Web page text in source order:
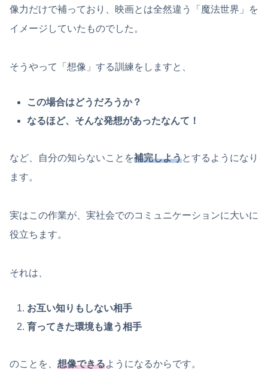
像力だけで補っており、映画とは全然違う「魔法世界」を
イメージしていたものでした。
そうやって「想像」する訓練をしますと、
この場合はどうだろうか？
なるほど、そんな発想があったなんて！
など、自分の知らないことを補完しようとするようになり
ます。
実はこの作業が、実社会でのコミュニケーションに大いに
役立ちます。
それは、
お互い知りもしない相手
育ってきた環境も違う相手
のことを、 想像できるようになるからです。